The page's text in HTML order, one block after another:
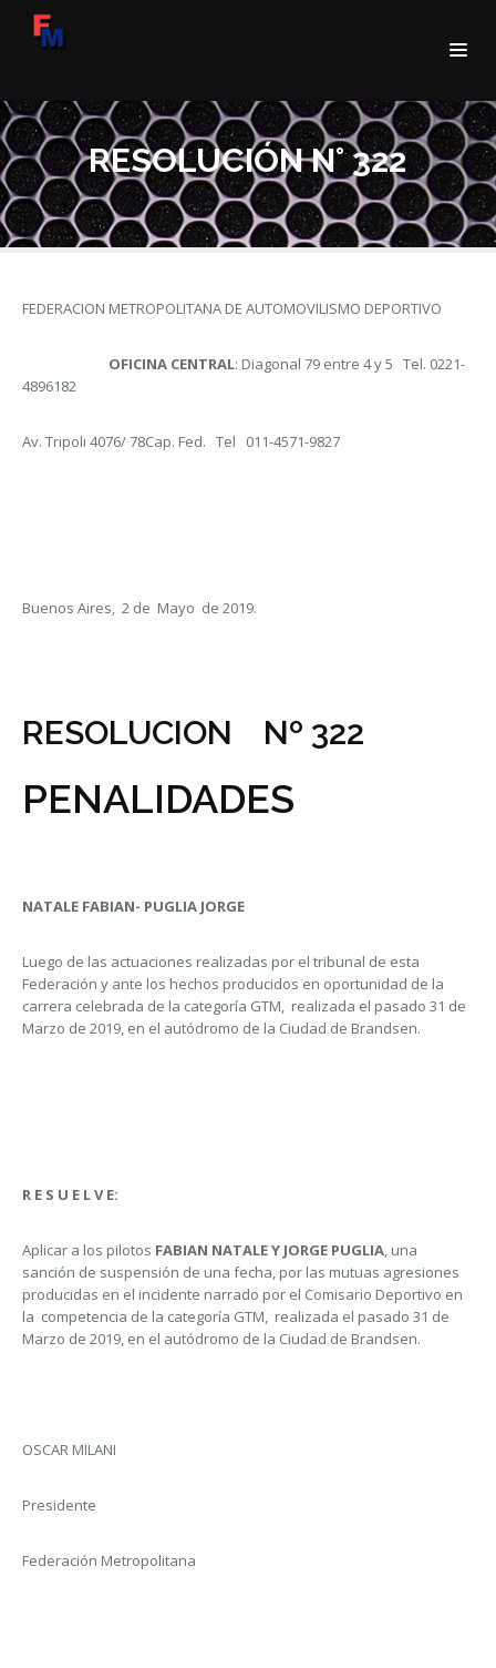
RESOLUCIÓN N° 322
FEDERACION METROPOLITANA DE AUTOMOVILISMO DEPORTIVO
OFICINA CENTRAL: Diagonal 79 entre 4 y 5 Tel. 0221-
4896182
Av. Tripoli 4076/ 78Cap. Fed. Tel 011-4571-9827
Buenos Aires, 2 de Mayo de 2019.
RESOLUCION Nº 322
PENALIDADES
NATALE FABIAN- PUGLIA JORGE
Luego de las actuaciones realizadas por el tribunal de esta
Federación y ante los hechos producidos en oportunidad de la
carrera celebrada de la categoría GTM, realizada el pasado 31 de
Marzo de 2019, en el autódromo de la Ciudad de Brandsen.
R E S U E L V E:
Aplicar a los pilotos FABIAN NATALE Y JORGE PUGLIA, una
sanción de suspensión de una fecha, por las mutuas agresiones
producidas en el incidente narrado por el Comisario Deportivo en
la competencia de la categoría GTM, realizada el pasado 31 de
Marzo de 2019, en el autódromo de la Ciudad de Brandsen.
OSCAR MILANI
Presidente
Federación Metropolitana